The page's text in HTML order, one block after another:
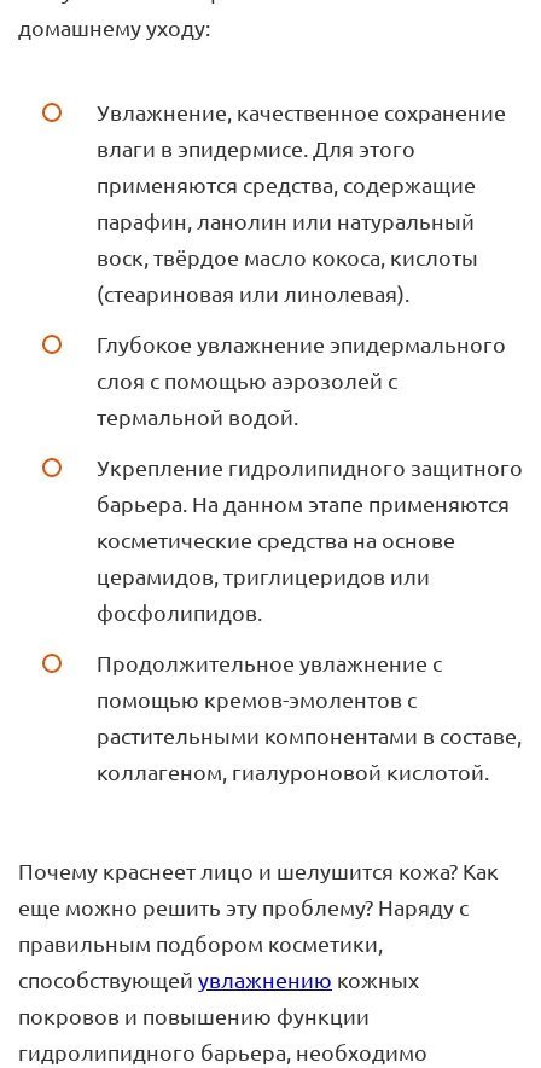
домашнему уходу:
Увлажнение, качественное сохранение
влаги в эпидермисе. Для этого
применяются средства, содержащие
парафин, ланолин или натуральный
воск, твёрдое масло кокоса, кислоты
(стеариновая или линолевая).
Глубокое увлажнение эпидермального
слоя с помощью аэрозолей с
термальной водой.
Укрепление гидролипидного защитного
барьера. На данном этапе применяются
косметические средства на основе
церамидов, триглицеридов или
фосфолипидов.
Продолжительное увлажнение с
помощью кремов-эмолентов с
растительными компонентами в составе,
коллагеном, гиалуроновой кислотой.
Почему краснеет лицо и шелушится кожа? Как
еще можно решить эту проблему? Наряду с
правильным подбором косметики,
способствующей увлажнению кожных
покровов и повышению функции
гидролипидного барьера, необходимо